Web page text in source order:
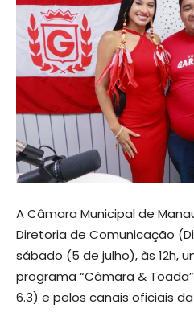
A Câmara Municipal de
Diretoria de Comunicação
sábado (5 de julho), às 12h,
programa “Câmara &
6.3) e pelos canais oficiais